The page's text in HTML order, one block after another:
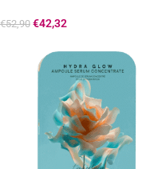
€52,90 €42,32